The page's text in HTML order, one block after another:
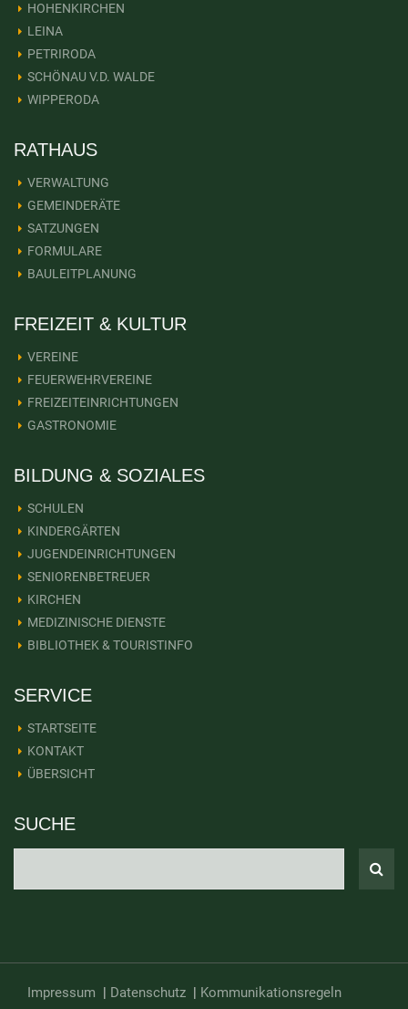
HOHENKIRCHEN
LEINA
PETRIRODA
SCHÖNAU V.D. WALDE
WIPPERODA
RATHAUS
VERWALTUNG
GEMEINDERÄTE
SATZUNGEN
FORMULARE
BAULEITPLANUNG
FREIZEIT & KULTUR
VEREINE
FEUERWEHRVEREINE
FREIZEITEINRICHTUNGEN
GASTRONOMIE
BILDUNG & SOZIALES
SCHULEN
KINDERGÄRTEN
JUGENDEINRICHTUNGEN
SENIORENBETREUER
KIRCHEN
MEDIZINISCHE DIENSTE
BIBLIOTHEK & TOURISTINFO
SERVICE
STARTSEITE
KONTAKT
ÜBERSICHT
SUCHE
Impressum | Datenschutz | Kommunikationsregeln